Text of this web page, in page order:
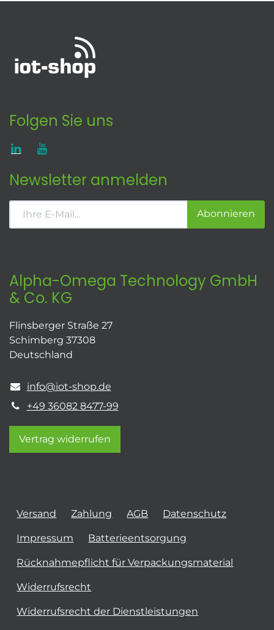
Folgen Sie uns
Newsletter anmelden
Abonnieren
Alpha-Omega Technology GmbH
& Co. KG
Flinsberger Straße 27
Schimberg 37308
Deutschland
info@iot-shop.de
+49 36082 8477-99
Vertrag widerrufen
Versand Zahlung AGB Datenschutz
Impressum Batterieentsorgung
Rücknahmepflicht für Verpackungsmaterial
Widerrufsrecht
Widerrufsrecht der Dienstleistungen